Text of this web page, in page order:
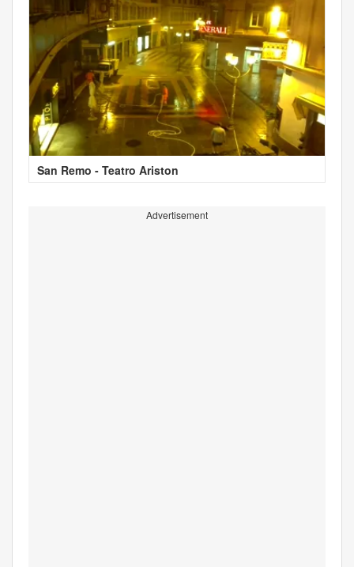
San Remo - Teatro Ariston
Advertisement